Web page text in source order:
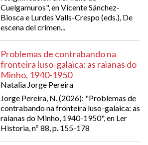
Cuelgamuros", en Vicente Sánchez-
Biosca e Lurdes Valls-Crespo (eds.), De
escena del crimen...
Problemas de contrabando na
fronteira luso-galaica: as raianas do
Minho, 1940-1950
Natalia Jorge Pereira
Jorge Pereira, N. (2026): "Problemas de
contrabando na fronteira luso-galaica: as
raianas do Minho, 1940-1950", en Ler
Historia, nº 88, p. 155-178